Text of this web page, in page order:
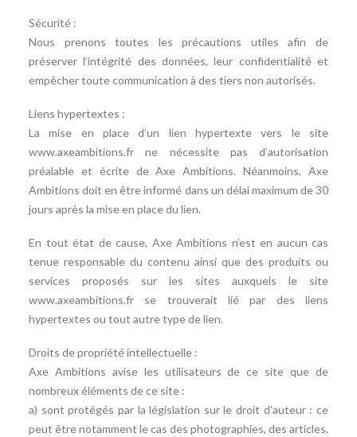
Sécurité :
Nous prenons toutes les précautions utiles afin de
préserver l’intégrité des données, leur confidentialité et
empêcher toute communication à des tiers non autorisés.
Liens hypertextes :
La mise en place d’un lien hypertexte vers le site
www.axeambitions.fr ne nécessite pas d’autorisation
préalable et écrite de Axe Ambitions. Néanmoins, Axe
Ambitions doit en être informé dans un délai maximum de 30
jours après la mise en place du lien.
En tout état de cause, Axe Ambitions n’est en aucun cas
tenue responsable du contenu ainsi que des produits ou
services proposés sur les sites auxquels le site
www.axeambitions.fr se trouverait lié par des liens
hypertextes ou tout autre type de lien.
Droits de propriété intellectuelle :
Axe Ambitions avise les utilisateurs de ce site que de
nombreux éléments de ce site :
a) sont protégés par la législation sur le droit d’auteur : ce
peut être notamment le cas des photographies, des articles,